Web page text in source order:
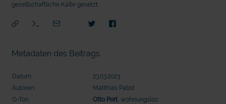
gesellschaftliche Kälte gesetzt.
Metadaten des Beitrags
Datum:
23.03.2023
Autoren:
Matthias Pabst
O-Ton:
Otto Port , wohnungslos